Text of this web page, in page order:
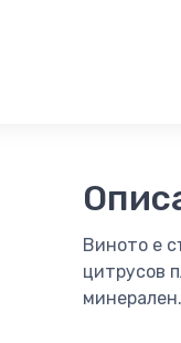
Виното е
цитрусов
минерален.